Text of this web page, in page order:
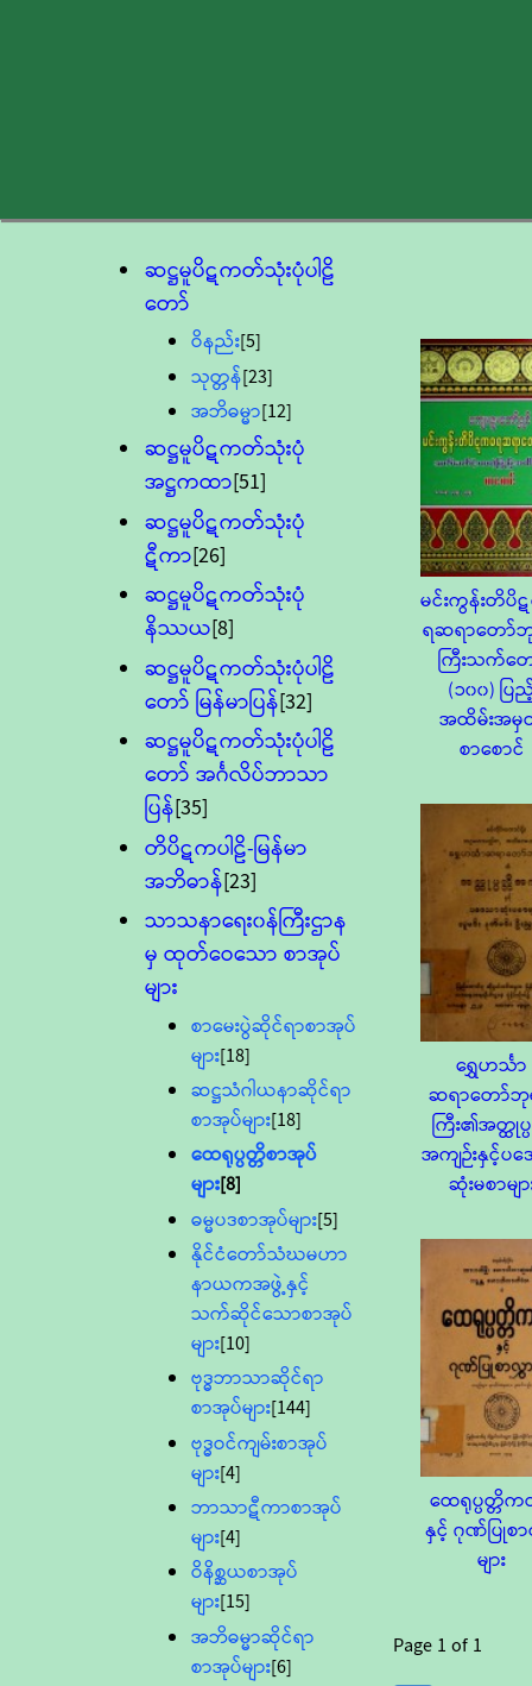
ဆဋ္ဌမူပိဋကတ်သုံးပုံပါဠိ
တော်
ဝိနည်း[5]
သုတ္တန်[23]
အဘိဓမ္မာ[12]
ဆဋ္ဌမူပိဋကတ်သုံးပုံ
အဋ္ဌကထာ[51]
ဆဋ္ဌမူပိဋကတ်သုံးပုံ
ဋီကာ[26]
ဆဋ္ဌမူပိဋကတ်သုံးပုံ
နိဿယ[8]
ဆဋ္ဌမူပိဋကတ်သုံးပုံပါဠိ
တော် မြန်မာပြန်[32]
ဆဋ္ဌမူပိဋကတ်သုံးပုံပါဠိ
တော် အင်္ဂလိပ်ဘာသာ
ပြန်[35]
တိပိဋကပါဠိ-မြန်မာ
အဘိဓာန်[23]
သာသနာရေး၀န်ကြီးဌာန
မှ ထုတ်ဝေသော စာအုပ်
များ
စာမေးပွဲဆိုင်ရာစာအုပ်
များ[18]
ဆဋ္ဌသံဂါယနာဆိုင်ရာ
စာအုပ်များ[18]
ထေရုပ္ပတ္တိစာအုပ်
များ[8]
ဓမ္မပဒစာအုပ်များ[5]
နိုင်ငံတော်သံဃမဟာ
နာယကအဖွဲ့နှင့်
သက်ဆိုင်သောစာအုပ်
များ[10]
ဗုဒ္ဓဘာသာဆိုင်ရာ
စာအုပ်များ[144]
ဗုဒ္ဓဝင်ကျမ်းစာအုပ်
များ[4]
ဘာသာဋီကာစာအုပ်
များ[4]
ဝိနိစ္ဆယစာအုပ်
များ[15]
အဘိဓမ္မာဆိုင်ရာ
စာအုပ်များ[6]
မင်းကွန်းတိပိ
ရဆရာတော်ဘု
ကြီးသက်တ
(၁၀၀) ပြ
အထိမ်းအ
စာစောင်
ရွှေဟင်္သာ
ဆရာတော်ဘု
ကြီး၏အတ္ထုပ္
အကျဉ်းနှင့်ပ
ဆုံးမစာမျာ
ထေရုပ္ပတ္တိ
နှင့် ဂုဏ်ပြုစ
များ
Page1 of1